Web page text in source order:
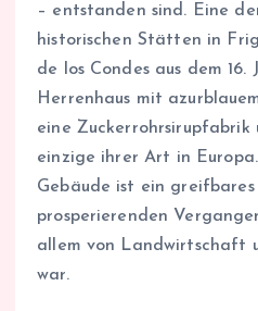
– entstanden sind. Eine
historischen Stätten in
de los Condes aus dem 16.
Herrenhaus mit
eine
einzige ihrer Art in
Gebäude ist ein greifbares
prosperierenden
allem von Landwirtschaft
war.